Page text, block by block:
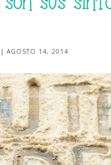
| AGOSTO 14, 2014